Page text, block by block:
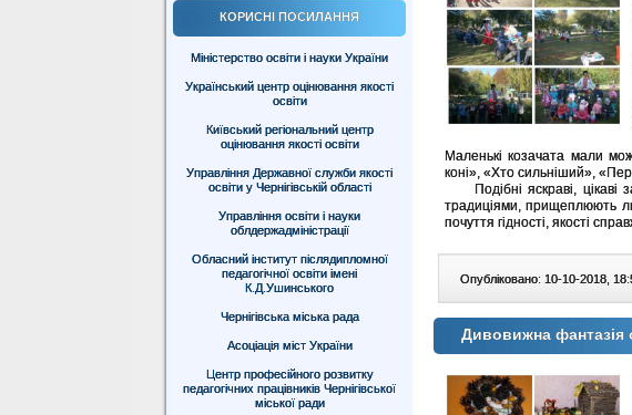
КОРИСНІ ПОСИЛАННЯ
Міністерство освіти і науки України
Український центр оцінювання якості
освіти
Київський регіональний центр
оцінювання якості освіти
Управління Державної служби якості
освіти у Чернігівській області
Управління освіти і науки
облдержадміністрації
Обласний інститут післядипломної
педагогічної освіти імені
К.Д.Ушинського
Чернігівська міська рада
Асоціація міст України
Центр професійного розвитку
педагогічних працівників Чернігівської
міської ради
Маленькі козачата мали
коні», «Хто сильніший»,
Подібні яскраві, цікаві
традиціями, прищеплюють
почуття гідності, якості
Опубліковано: 10-10-2018,
Дивовижна